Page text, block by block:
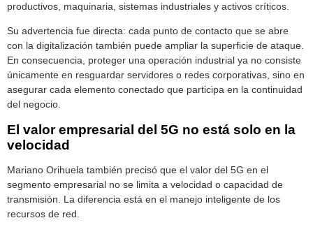
productivos, maquinaria, sistemas industriales y activos críticos.
Su advertencia fue directa: cada punto de contacto que se abre
con la digitalización también puede ampliar la superficie de ataque.
En consecuencia, proteger una operación industrial ya no consiste
únicamente en resguardar servidores o redes corporativas, sino en
asegurar cada elemento conectado que participa en la continuidad
del negocio.
El valor empresarial del 5G no está solo en la
velocidad
Mariano Orihuela también precisó que el valor del 5G en el
segmento empresarial no se limita a velocidad o capacidad de
transmisión. La diferencia está en el manejo inteligente de los
recursos de red.